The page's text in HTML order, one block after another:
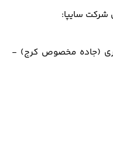
شرکت سایپا:
لشگري (جاده مخصوص كرج) -